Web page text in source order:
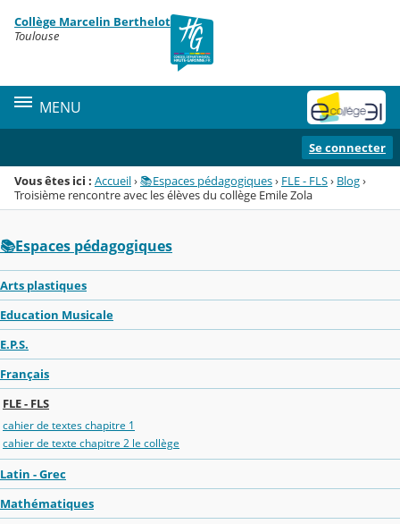
Menu de la rubrique
Contenu
Collège Marcelin Berthelot
Toulouse
MENU
Se connecter
Vous êtes ici : Accueil›📚Espaces pédagogiques› FLE - FLS› Blog›
Troisième rencontre avec les élèves du collège Emile Zola
📚Espaces pédagogiques
Arts plastiques
Education Musicale
E.P.S.
Français
FLE - FLS
cahier de textes chapitre 1
cahier de texte chapitre 2 le collège
Latin - Grec
Mathématiques